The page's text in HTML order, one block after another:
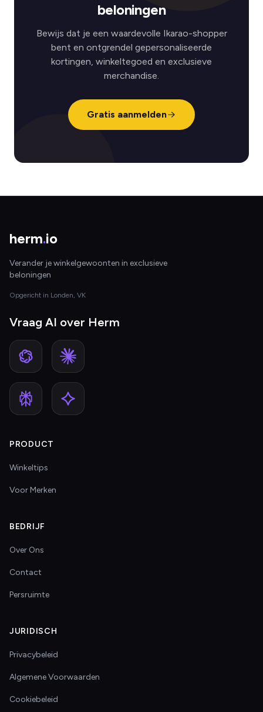
beloningen
Bewijs dat je een waardevolle Ikarao-shopper
bent en ontgrendel gepersonaliseerde
kortingen, winkeltegoed en exclusieve
merchandise.
Gratis aanmelden
herm.io
Verander je winkelgewoonten in exclusieve
beloningen
Opgericht in Londen, VK
Vraag AI over Herm
PRODUCT
Winkeltips
Voor Merken
BEDRIJF
Over Ons
Contact
Persruimte
JURIDISCH
Privacybeleid
Algemene Voorwaarden
Cookiebeleid